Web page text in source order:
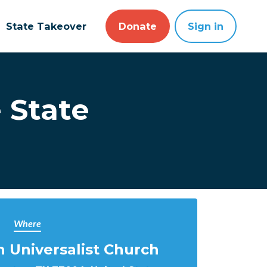
State Takeover Donate Sign in
State
Where
Universalist Church